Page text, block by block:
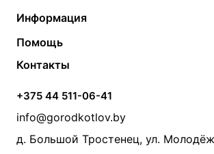
Твердотопливные котлы
Электрические котлы
Банные печи
Камины и печи
Теплый пол
Радиаторы
Насосы
Дымоходы
Информация
Контакты
Статьи
Акции
Производители
Помощь
Монтаж систем отопления
Прайс по монтажу систем отопления
Проект систем отопления
Контакты
+375 44 511-06-41
info@gorodkotlov.by
д. Большой Тростенец, ул.